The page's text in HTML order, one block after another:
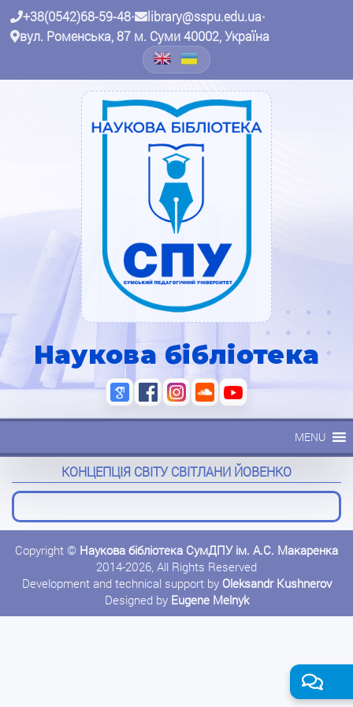
+38(0542)68-59-48• library@sspu.edu.ua•
вул. Роменська, 87 м. Суми 40002, Україна
Наукова бібліотека
MENU
КОНЦЕПЦІЯ СВІТУ СВІТЛАНИ ЙОВЕНКО
Copyright © Наукова бібліотека СумДПУ ім. А.С. Макаренка
2014-2026, All Rights Reserved
Development and technical support by Oleksandr Kushnerov
Designed by Eugene Melnyk